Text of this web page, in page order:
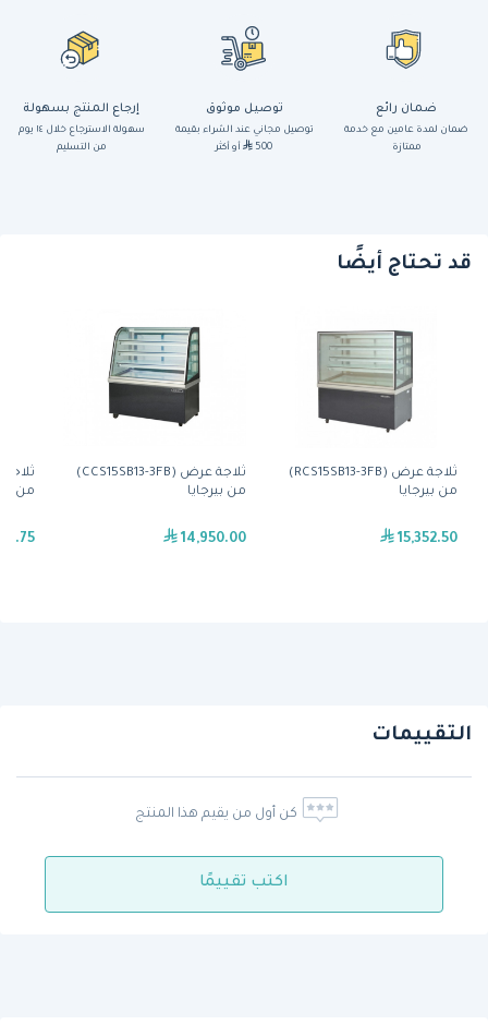
ضمان رائع
ضمان لمدة عامين مع خدمة
ممتازة
توصيل موثوق
توصيل مجاني عند الشراء بقيمة
500
أو أكثر
إرجاع المنتج بسهولة
سهولة الاسترجاع خلال ١٤ يوم
من التسليم
قد تحتاج أيضًا
ثلاجة عرض (RCS15SB13-3FB)
من بيرجايا
15,352.50
ثلاجة عرض (CCS15SB13-3FB)
من بيرجايا
14,950.00
من
التقييمات
كن أول من يقيم هذا المنتج
اكتب تقييمًا